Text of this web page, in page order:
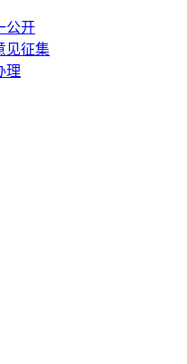
公开
见征集
理